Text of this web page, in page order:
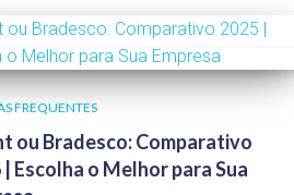
FREQUENTES
ou Bradesco: Comparativo
| Escolha o Melhor para Sua